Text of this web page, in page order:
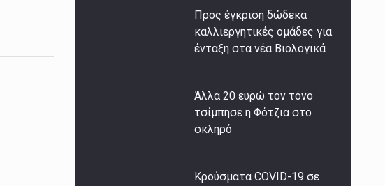
Προς έγκριση δώδεκα
καλλιεργητικές ομάδες για
ένταξη στα νέα Βιολογικά
Άλλα 20 ευρώ τον τόνο
τσίμπησε η Φότζια στο
σκληρό
Κρούσματα COVID-19 σε